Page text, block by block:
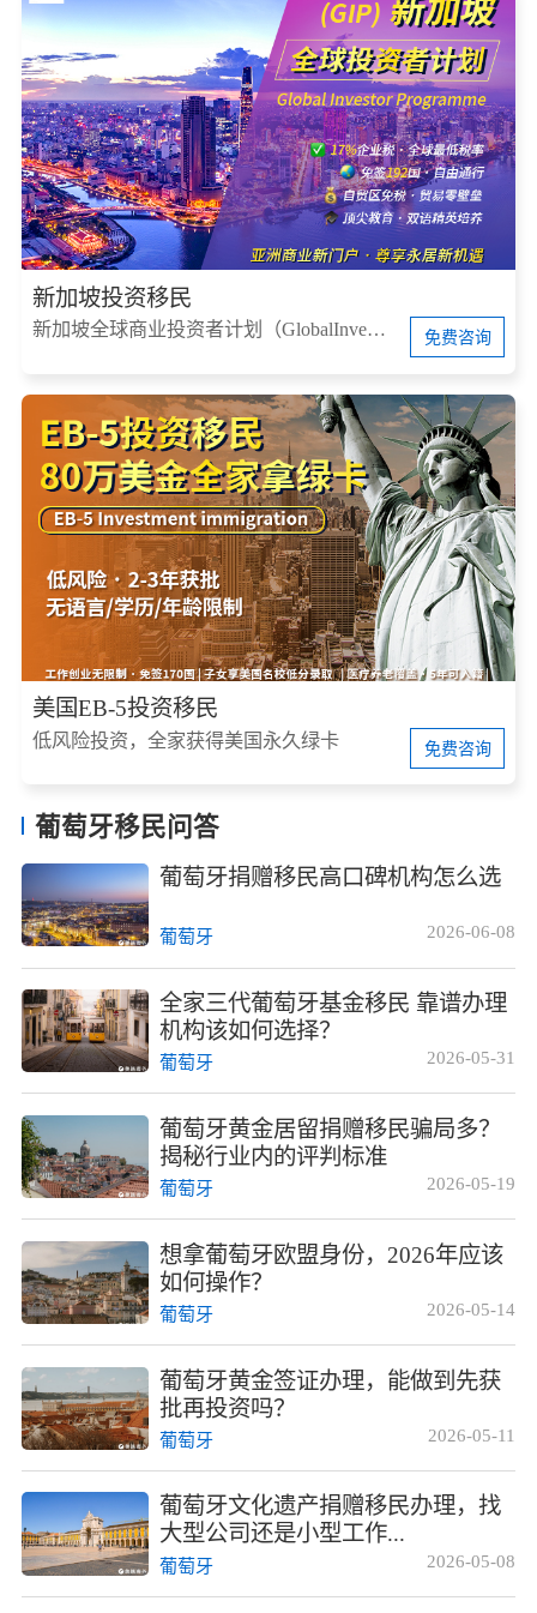
新加坡投资移民
新加坡全球商业投资者计划（GlobalInvestorProgram，简称GIP） 免费咨询
美国EB-5投资移民
低风险投资，全家获得美国永久绿卡 免费咨询
葡萄牙移民问答
葡萄牙捐赠移民高口碑机构怎么选
2026-06-08
葡萄牙
全家三代葡萄牙基金移民 靠谱办理
机构该如何选择？
2026-05-31
葡萄牙
葡萄牙黄金居留捐赠移民骗局多？
揭秘行业内的评判标准
2026-05-19
葡萄牙
想拿葡萄牙欧盟身份，2026年应该
如何操作？
2026-05-14
葡萄牙
葡萄牙黄金签证办理，能做到先获
批再投资吗？
2026-05-11
葡萄牙
葡萄牙文化遗产捐赠移民办理，找
大型公司还是小型工作...
2026-05-08
葡萄牙